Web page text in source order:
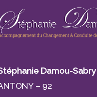
Damou-Sabry
– 92